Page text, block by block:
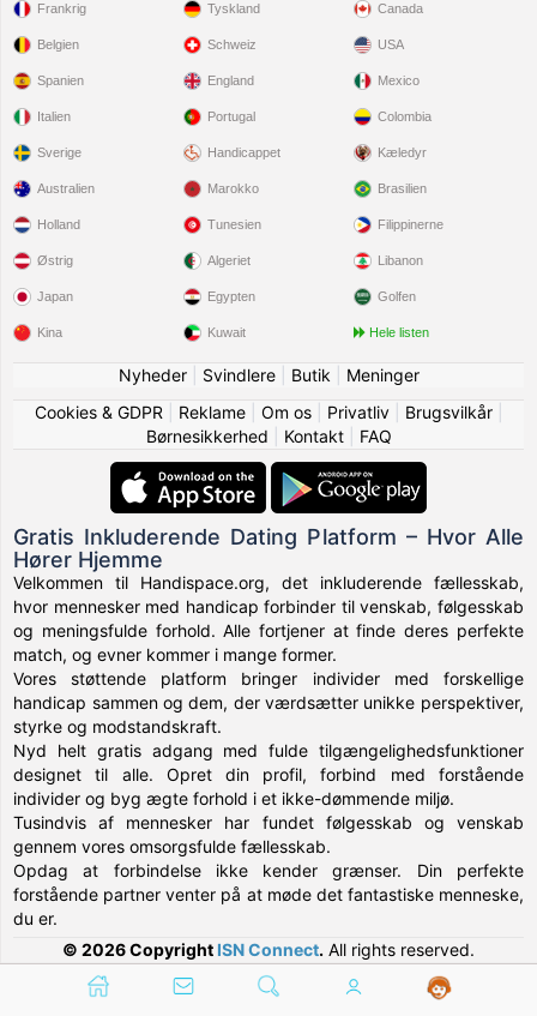
Frankrig
Belgien
Spanien
Italien
Sverige
Tyskland
Schweiz
England
Portugal
Handicappet
Canada
USA
Mexico
Colombia
Kæledyr
Australien
Holland
Østrig
Japan
Kina
Marokko
Tunesien
Algeriet
Egypten
Kuwait
Brasilien
Filippinerne
Libanon
Golfen
Hele listen
Nyheder| Svindlere| Butik
Meninger
Cookies & GDPR
Reklame| Om os| Privatliv| Brugsvilkår|
Børnesikkerhed
Kontakt| FAQ
Gratis Inkluderende Dating Platform – Hvor Alle
Hører Hjemme
Velkommen til Handispace.org, det inkluderende fællesskab,
hvor mennesker med handicap forbinder til venskab, følgesskab
og meningsfulde forhold. Alle fortjener at finde deres perfekte
match, og evner kommer i mange former.
Vores støttende platform bringer individer med forskellige
handicap sammen og dem, der værdsætter unikke perspektiver,
styrke og modstandskraft.
Nyd helt gratis adgang med fulde tilgængelighedsfunktioner
designet til alle. Opret din profil, forbind med forstående
individer og byg ægte forhold i et ikke-dømmende miljø.
Tusindvis af mennesker har fundet følgesskab og venskab
gennem vores omsorgsfulde fællesskab.
Opdag at forbindelse ikke kender grænser. Din perfekte
forstående partner venter på at møde det fantastiske menneske,
du er.
© 2026 Copyright ISN Connect. All rights reserved.